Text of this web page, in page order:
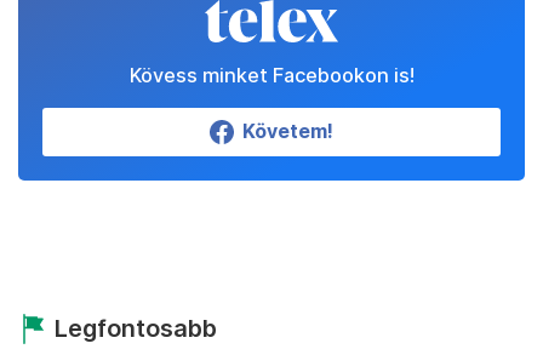
Kövess minket Facebookon is!
Követem!
Legfontosabb